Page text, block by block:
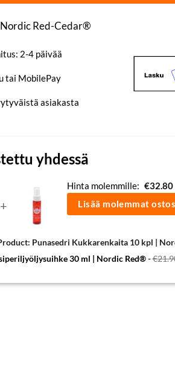
Nordic Red-Cedar®
2-4 päivää
tai MobilePay
asiakasta
yhdessä
+
Hinta molemmille: €32.80
Lisää molemmat
Punasedri Kukkarenkaita 10 kpl |
30 ml | Nordic Red®-€